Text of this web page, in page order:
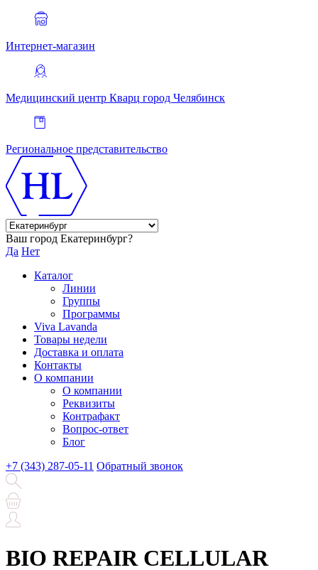
Интернет-магазин
Медицинский центр Кварц город Челябинск
Региональное представительство
Ваш город Екатеринбург?
Да Нет
Каталог
Линии
Группы
Программы
Viva Lavanda
Товары недели
Доставка и оплата
Контакты
О компании
О компании
Реквизиты
Контрафакт
Вопрос-ответ
Блог
+7 (343) 287-05-11 Обратный звонок
BIO REPAIR CELLULAR